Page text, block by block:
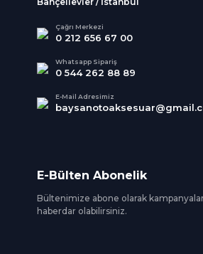
Çağrı Merkezi
0 212 656 67 00
Whatsapp Sipariş
0 544 262 88 89
E-Mail Adresimiz
E-Bülten Abonelik
Bültenimize abone olarak
haberdar olabilirsiniz.